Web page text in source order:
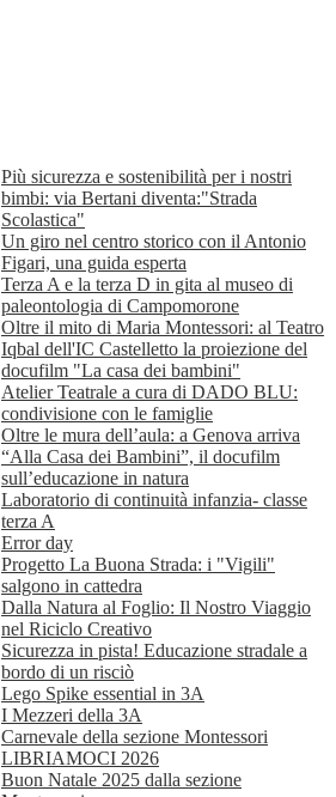
Più sicurezza e sostenibilità per i nostri
bimbi: via Bertani diventa:"Strada
Scolastica"
Un giro nel centro storico con il Antonio
Figari, una guida esperta
Terza A e la terza D in gita al museo di
paleontologia di Campomorone
Oltre il mito di Maria Montessori: al Teatro
Iqbal dell'IC Castelletto la proiezione del
docufilm "La casa dei bambini"
Atelier Teatrale a cura di DADO BLU:
condivisione con le famiglie
Oltre le mura dell’aula: a Genova arriva
“Alla Casa dei Bambini”, il docufilm
sull’educazione in natura
Laboratorio di continuità infanzia- classe
terza A
Error day
Progetto La Buona Strada: i "Vigili"
salgono in cattedra
Dalla Natura al Foglio: Il Nostro Viaggio
nel Riciclo Creativo
Sicurezza in pista! Educazione stradale a
bordo di un risciò
Lego Spike essential in 3A
I Mezzeri della 3A
Carnevale della sezione Montessori
LIBRIAMOCI 2026
Buon Natale 2025 dalla sezione